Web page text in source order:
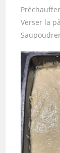
Verser la